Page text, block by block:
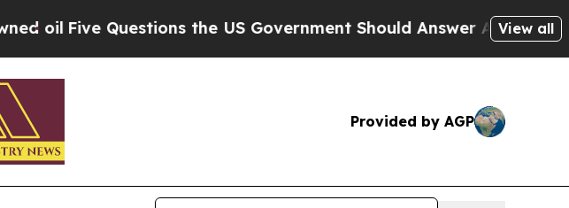
the US Government Should Answer About Its Secretive
View all
Provided by AGP